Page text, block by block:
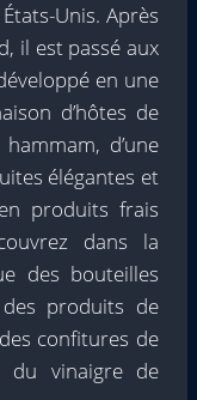
Unis. Après
il est passé aux
en une
d’hôtes de
d’une
élégantes et
produits frais
dans la
des bouteilles
des produits de
confitures de
du vinaigre de